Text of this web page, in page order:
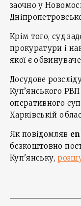
заочно у
Крім того, суд
прокуратури і
якої є
Досудове
Куп’янського
оперативного
Харківській
Як повідомляв
безкоштовно
Куп'янську,